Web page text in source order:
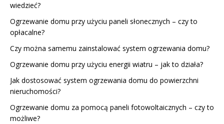
wiedzieć?
Ogrzewanie domu przy użyciu paneli słonecznych – czy to
opłacalne?
Czy można samemu zainstalować system ogrzewania domu?
Ogrzewanie domu przy użyciu energii wiatru – jak to działa?
Jak dostosować system ogrzewania domu do powierzchni
nieruchomości?
Ogrzewanie domu za pomocą paneli fotowoltaicznych – czy to
możliwe?